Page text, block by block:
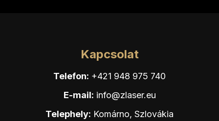
Kapcsolat
Telefon: +421 948 975 740
E-mail: info@zlaser.eu
Telephely: Komárno, Szlovákia